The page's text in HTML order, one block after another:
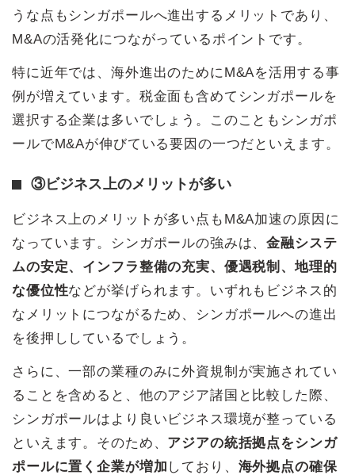
うな点もシンガポールへ進出するメリットであり、
M&Aの活発化につながっているポイントです。
特に近年では、海外進出のためにM&Aを活用する事
例が増えています。税金面も含めてシンガポールを
選択する企業は多いでしょう。このこともシンガポ
ールでM&Aが伸びている要因の一つだといえます。
③ビジネス上のメリットが多い
ビジネス上のメリットが多い点もM&A加速の原因に
なっています。シンガポールの強みは、金融システ
ムの安定、インフラ整備の充実、優遇税制、地理的
な優位性などが挙げられます。いずれもビジネス的
なメリットにつながるため、シンガポールへの進出
を後押ししているでしょう。
さらに、一部の業種のみに外資規制が実施されてい
ることを含めると、他のアジア諸国と比較した際、
シンガポールはより良いビジネス環境が整っている
といえます。そのため、 アジアの統括拠点をシンガ
ポールに置く企業が増加 しており、 海外拠点の確保